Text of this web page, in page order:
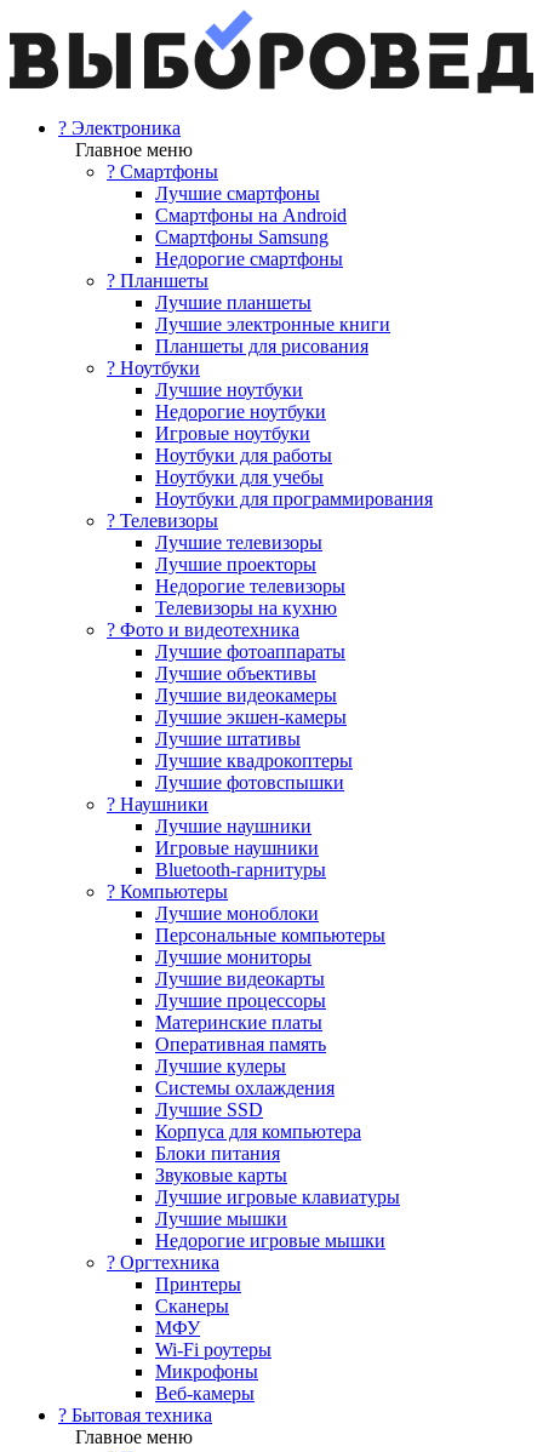
? Электроника
Главное меню
? Смартфоны
Лучшие смартфоны
Смартфоны на Android
Смартфоны Samsung
Недорогие смартфоны
? Планшеты
Лучшие планшеты
Лучшие электронные книги
Планшеты для рисования
? Ноутбуки
Лучшие ноутбуки
Недорогие ноутбуки
Игровые ноутбуки
Ноутбуки для работы
Ноутбуки для учебы
Ноутбуки для программирования
? Телевизоры
Лучшие телевизоры
Лучшие проекторы
Недорогие телевизоры
Телевизоры на кухню
? Фото и видеотехника
Лучшие фотоаппараты
Лучшие объективы
Лучшие видеокамеры
Лучшие экшен-камеры
Лучшие штативы
Лучшие квадрокоптеры
Лучшие фотовспышки
? Наушники
Лучшие наушники
Игровые наушники
Bluetooth-гарнитуры
?️ Компьютеры
Лучшие моноблоки
Персональные компьютеры
Лучшие мониторы
Лучшие видеокарты
Лучшие процессоры
Материнские платы
Оперативная память
Лучшие кулеры
Системы охлаждения
Лучшие SSD
Корпуса для компьютера
Блоки питания
Звуковые карты
Лучшие игровые клавиатуры
Лучшие мышки
Недорогие игровые мышки
?️ Оргтехника
Принтеры
Сканеры
МФУ
Wi-Fi роутеры
Микрофоны
Веб-камеры
? Бытовая техника
Главное меню